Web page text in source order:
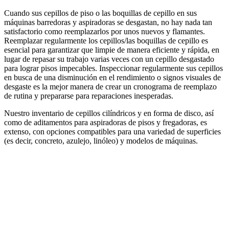
Cuando sus cepillos de piso o las boquillas de cepillo en sus
máquinas barredoras y aspiradoras se desgastan, no hay nada tan
satisfactorio como reemplazarlos por unos nuevos y flamantes.
Reemplazar regularmente los cepillos/las boquillas de cepillo es
esencial para garantizar que limpie de manera eficiente y rápida, en
lugar de repasar su trabajo varias veces con un cepillo desgastado
para lograr pisos impecables. Inspeccionar regularmente sus cepillos
en busca de una disminución en el rendimiento o signos visuales de
desgaste es la mejor manera de crear un cronograma de reemplazo
de rutina y prepararse para reparaciones inesperadas.
Nuestro inventario de cepillos cilíndricos y en forma de disco, así
como de aditamentos para aspiradoras de pisos y fregadoras, es
extenso, con opciones compatibles para una variedad de superficies
(es decir, concreto, azulejo, linóleo) y modelos de máquinas.